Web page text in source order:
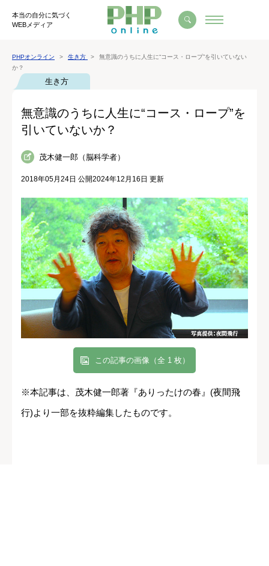
本当の自分に気づく
WEBメディア
PHPオンライン 生き方
無意識のうちに人生に“コース・ロープ”を引いていない
か？
生き方
無意識のうちに人生に“コース・ロープ”を
引いていないか？
茂木健一郎（脳科学者）
2018年05月24日 公開2024年12月16日 更新
この記事の画像（全 1 枚）
※本記事は、茂木健一郎著『ありったけの春』(夜間飛
行)より一部を抜粋編集したものです。